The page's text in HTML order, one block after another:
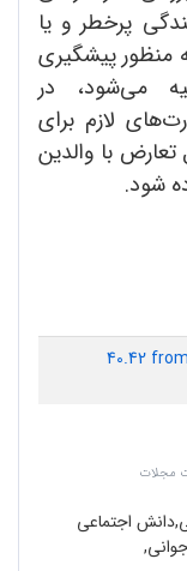
پرخطر و یا
منظور پیشگیری
می‌شود، در
لازم برای
با والدین
شود.
40.42
مجلات
اجتماعی